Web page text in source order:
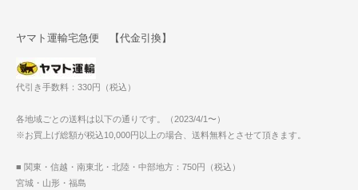
ヤマト運輸宅急便 【代金引換】
代引き手数料：330円（税込）
各地域ごとの送料は以下の通りです。（2023/4/1〜）
※お買上げ総額が税込10,000円以上の場合、送料無料とさせて頂きます。
■ 関東・信越・南東北・北陸・中部地方：750円（税込）
宮城・山形・福島